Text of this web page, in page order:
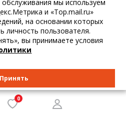
-5%
мы используем
и «Top.mail.ru»
на основании которых
личность пользователя.
вы принимаете условия
Принять
0